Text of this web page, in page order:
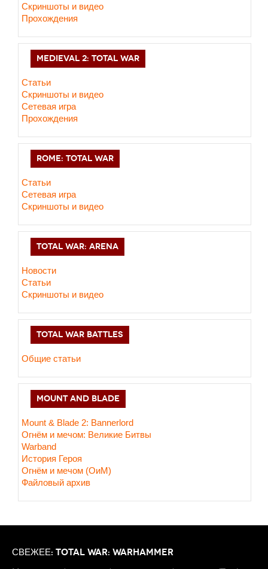
Скриншоты и видео
Прохождения
MEDIEVAL 2: TOTAL WAR
Статьи
Скриншоты и видео
Сетевая игра
Прохождения
ROME: TOTAL WAR
Статьи
Сетевая игра
Скриншоты и видео
TOTAL WAR: ARENA
Новости
Статьи
Скриншоты и видео
TOTAL WAR BATTLES
Общие статьи
MOUNT AND BLADE
Mount & Blade 2: Bannerlord
Огнём и мечом: Великие Битвы
Warband
История Героя
Огнём и мечом (ОиМ)
Файловый архив
СВЕЖЕЕ: TOTAL WAR: WARHAMMER